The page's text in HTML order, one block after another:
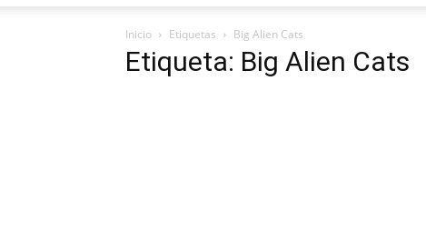
Inicio Etiquetas Big Alien Cats
Etiqueta: Big Alien Cats